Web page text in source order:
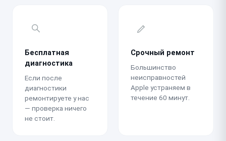
Бесплатная
диагностика
Если после
диагностики
ремонтируете у нас
— проверка ничего
не стоит.
Срочный ремонт
Большинство
неисправностей
Apple устраняем в
течение 60 минут.